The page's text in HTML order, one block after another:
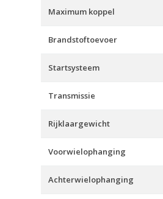
Maximum koppel
Brandstoftoevoer
Startsysteem
Transmissie
Rijklaargewicht
Voorwielophanging
Achterwielophanging